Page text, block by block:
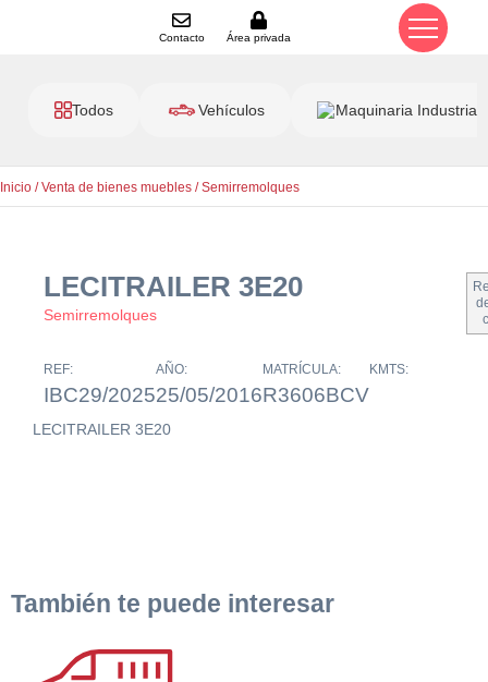
Contacto Área privada
Todos Vehículos Maquinaria Industrial
Inicio /Venta de bienes muebles /Semirremolques
LECITRAILER 3E20
Semirremolques
REF:
IBC29/2025
AÑO:
25/05/2016
MATRÍCULA:
R3606BCV
KMTS:
LECITRAILER 3E20
También te puede interesar